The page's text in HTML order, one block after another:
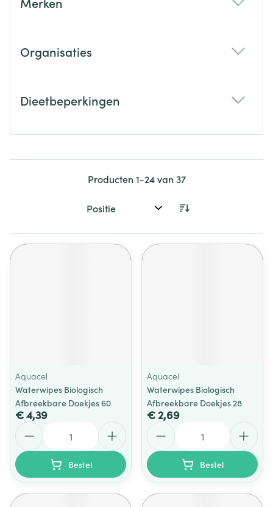
Organisaties
Dieetbeperkingen
Producten1-24van37
Sorteer op:
Aquacel
Waterwipes Biologisch
Afbreekbare Doekjes 60
€ 4,39
Bestel
Aquacel
Waterwipes Biologisch
Afbreekbare Doekjes 28
€ 2,69
Bestel